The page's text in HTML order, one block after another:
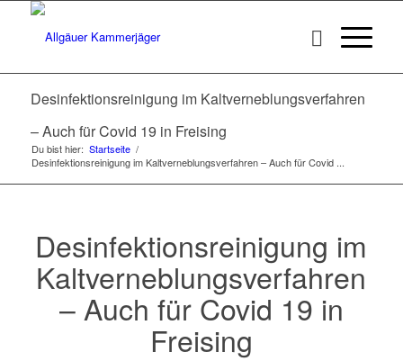
Desinfektionsreinigung im Kaltverneblungsverfahren
– Auch für Covid 19 in Freising
Du bist hier: Startseite /
Desinfektionsreinigung im Kaltverneblungsverfahren – Auch für Covid ...
Desinfektionsreinigung im
Kaltverneblungsverfahren
– Auch für Covid 19 in
Freising